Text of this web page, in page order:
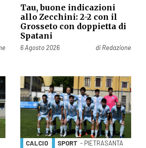
Tau, buone indicazioni
allo Zecchini: 2-2 con il
Grosseto con doppietta di
Spatani
Pubblicato il
6 Agosto 2026 di Redazione
CALCIO SPORT - PIETRASANTA